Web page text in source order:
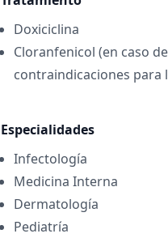
Doxiciclina
Cloranfenicol (en caso de
contraindicaciones para
Especialidades
Infectología
Medicina Interna
Dermatología
Pediatría